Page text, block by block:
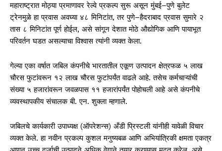
महाराष्ट्रात मोठ्या प्रमाणावर रेल्वे प्रकल्प सुरू असून मुंबई–पुणे बुलेट
ट्रेनमुळे हा प्रवास अवघ्या ४८ मिनिटांत, तर पुणे–हैदराबाद प्रवास सुमारे २
तास ८ मिनिटांत पूर्ण होईल, असे सांगून देशात मोठे औद्योगिक आणि पायाभूत
परिवर्तन घडत असल्याचा विश्वास त्यांनी व्यक्त केला.
गेल्या एका वर्षात जबिल कंपनीचे भारतातील एकूण उत्पादन क्षेत्रफळ ५ लाख
चौरस फुटांवरून १२ लाख चौरस फुटांपर्यंत वाढले आहे. तसेच कर्मचाऱ्यांची
संख्या ५ हजारांवरून जवळपास ११ हजारांपर्यंत पोहोचली आहे असे कंपनीचे
व्यवस्थापकीय संचालक बी. एन. शुक्ला म्हणाले.
जबिलचे कार्यकारी उपाध्यक्ष (ऑपरेशन्स) अँडी प्रिस्टली यांनीही यावेळी विचार
व्यक्त केले. हा नवीन प्रकल्प कुशल मनुष्यबळ आणि अभियांत्रिकी क्षमता एकत्र